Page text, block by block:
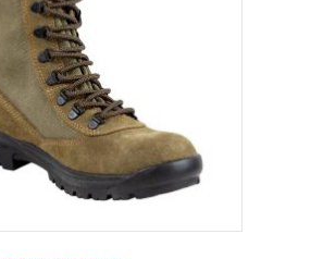
PŘIDAT DO KOŠÍKU